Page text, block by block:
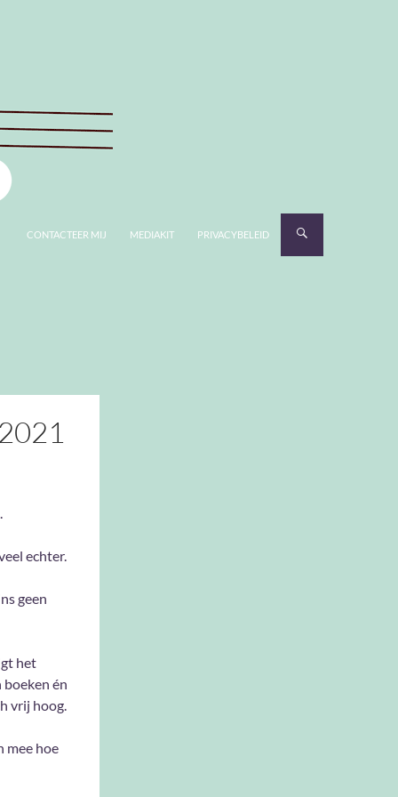
CONTACTEER MIJ MEDIAKIT PRIVACYBELEID
echter.
geen
het
boeken én
vrij hoog.
mee hoe